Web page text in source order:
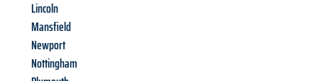
Lincoln
Mansfield
Newport
Nottingham